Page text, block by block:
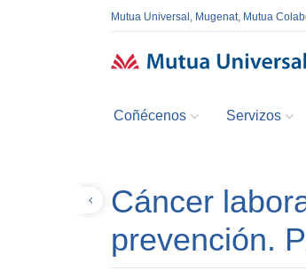
Mutua Universal, Mugenat, Mutua
Coñécenos Servizos
Cáncer
prevención.